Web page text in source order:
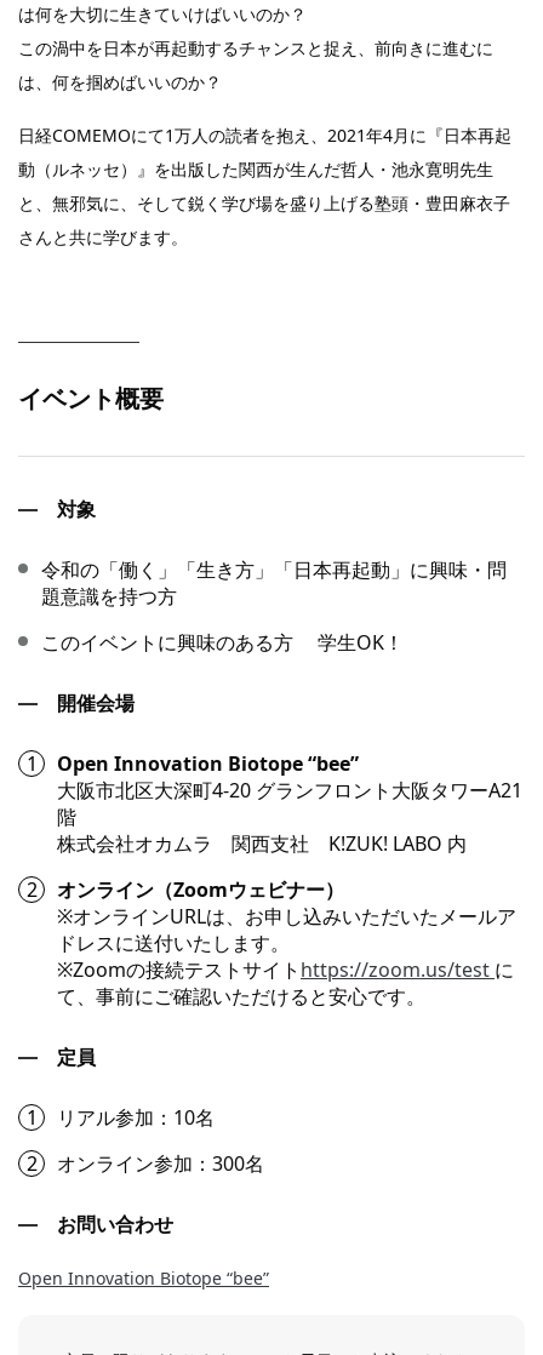
は何を大切に生きていけばいいのか？
この渦中を日本が再起動するチャンスと捉え、前向きに進むに
は、何を掴めばいいのか？
日経COMEMOにて1万人の読者を抱え、2021年4月に『日本再起
動（ルネッセ）』を出版した関西が生んだ哲人・池永寛明先生
と、無邪気に、そして鋭く学び場を盛り上げる塾頭・豊田麻衣子
さんと共に学びます。
イベント概要
対象
令和の「働く」「生き方」「日本再起動」に興味・問
題意識を持つ方
このイベントに興味のある方 学生OK！
開催会場
Open Innovation Biotope “bee”
大阪市北区大深町4-20 グランフロント大阪タワーA21
階
株式会社オカムラ 関西支社 K!ZUK! LABO 内
オンライン（Zoomウェビナー）
※オンラインURLは、お申し込みいただいたメールア
ドレスに送付いたします。
※Zoomの接続テストサイト https://zoom.us/test に
て、事前にご確認いただけると安心です。
定員
リアル参加：10名
オンライン参加：300名
お問い合わせ
Open Innovation Biotope “bee”